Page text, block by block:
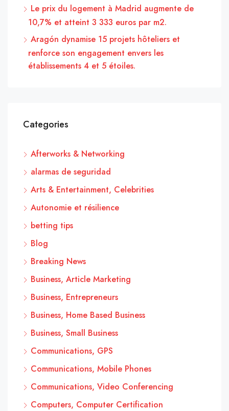
Le prix du logement à Madrid augmente de
10,7% et atteint 3 333 euros par m2.
Aragón dynamise 15 projets hôteliers et
renforce son engagement envers les
établissements 4 et 5 étoiles.
Categories
Afterworks & Networking
alarmas de seguridad
Arts & Entertainment, Celebrities
Autonomie et résilience
betting tips
Blog
Breaking News
Business, Article Marketing
Business, Entrepreneurs
Business, Home Based Business
Business, Small Business
Communications, GPS
Communications, Mobile Phones
Communications, Video Conferencing
Computers, Computer Certification